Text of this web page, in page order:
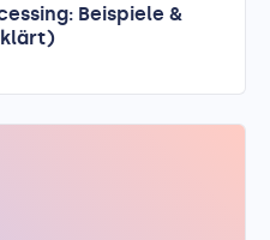
Beispiele &